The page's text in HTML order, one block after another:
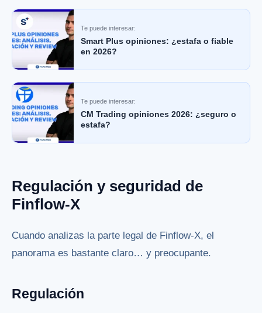
Te puede interesar:
Smart Plus opiniones: ¿estafa o fiable
en 2026?
Te puede interesar:
CM Trading opiniones 2026: ¿seguro o
estafa?
Regulación y seguridad de
Finflow-X
Cuando analizas la parte legal de Finflow-X, el
panorama es bastante claro… y preocupante.
Regulación